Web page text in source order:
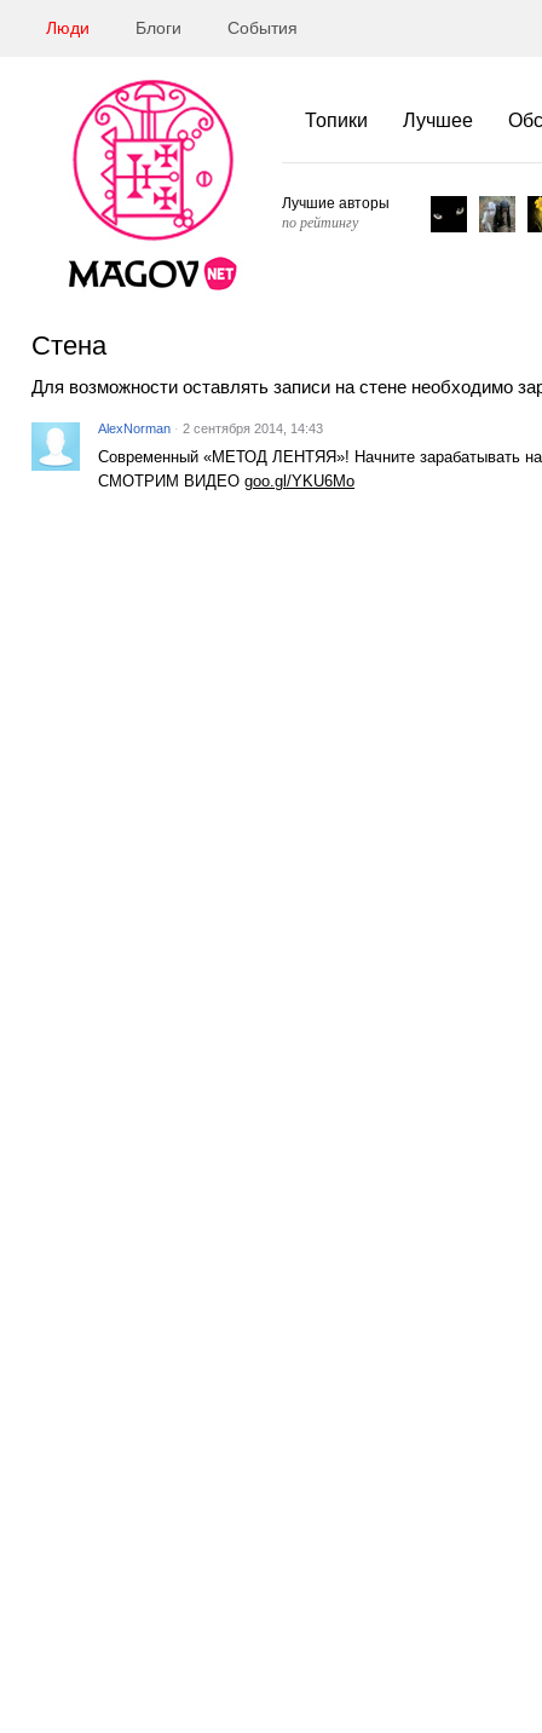
Люди Блоги События
Топики Лучшее
Лучшие авторы
по рейтингу
Стена
Для возможности оставлять записи на стене необходимо
AlexNorman · 2 сентября 2014, 14:43
Современный «МЕТОД ЛЕНТЯЯ»! Начните зарабатывать
СМОТРИМ ВИДЕО goo.gl/YKU6Mo